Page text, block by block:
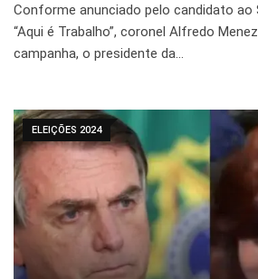
Conforme anunciado pelo candidato ao
“Aqui é Trabalho”, coronel Alfredo
campanha, o presidente da…
ELEIÇÕES 2024